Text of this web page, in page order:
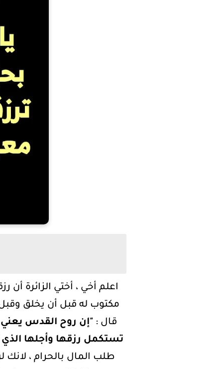
اعلم أخي ، أختي الزائرة
مكتوب له قبل أن يخلق
قال : "إن روح القدس
تستكمل رزقها وأجلها الذي
طلب المال بالحرام ،